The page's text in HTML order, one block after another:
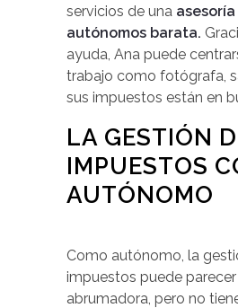
servicios de una
autónomos barata.
ayuda, Ana puede
trabajo como fotógrafa,
sus impuestos están en
LA GESTIÓN
IMPUESTOS
AUTÓNOMO
Como autónomo, la
impuestos puede
abrumadora, pero no